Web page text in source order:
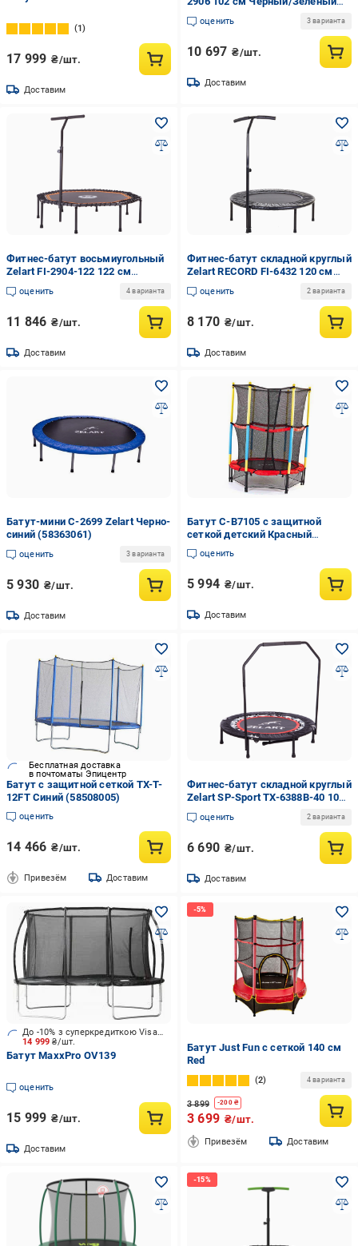
1
17 999 ₴/шт.
Доставим
(DR004833)
оценить 3 варианта
10 697 ₴/шт.
Доставим
Фитнес-батут восьмиугольный
Zelart FI-2904-122 122 см
Черный/Оранжевый (DR004830)
оценить 4 варианта
11 846 ₴/шт.
Доставим
Фитнес-батут складной круглый
Zelart RECORD FI-6432 120 см
Черный (DR004834)
оценить 2 варианта
8 170 ₴/шт.
Доставим
Батут-мини C-2699 Zelart Черно-
синий (58363061)
оценить 3 варианта
5 930 ₴/шт.
Доставим
Батут C-B7105 с защитной
сеткой детский Красный
(58363210)
оценить
5 994 ₴/шт.
Доставим
Бесплатная доставка
в почтоматы Эпицентр
Батут с защитной сеткой TX-T-
12FT Синий (58508005)
оценить
14 466 ₴/шт.
Привезём Доставим
Фитнес-батут складной круглый
Zelart SP-Sport TX-6388B-40 101
см Черный/Красный (DR004835)
оценить 2 варианта
6 690 ₴/шт.
Доставим
14 999₴/шт.
До -10% з суперкредиткою Visa Вигода
Батут MaxxPro OV139
оценить
15 999 ₴/шт.
Доставим
Батут Just Fun с сеткой 140 см
Red
2 4 варианта
3 899 -200₴
3 699 ₴/шт.
Привезём Доставим